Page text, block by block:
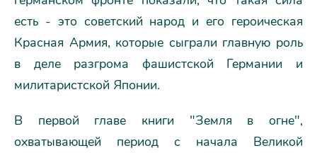
есть - это советский народ и его героическая
Красная Армия, которые сыграли главную роль
в деле разгрома фашистской Германии и
милитаристской Японии.
В первой главе книги "Земля в огне",
охватывающей период с начала Великой